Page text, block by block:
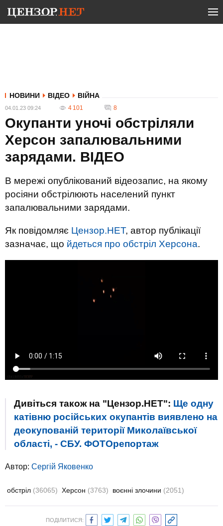
НОВИНИ ВІДЕО ВІЙНА
04.01.23 09:24 4 101 8
Окупанти уночі обстріляли
Херсон запалювальними
зарядами. ВIДЕО
В мережі опублікований відеозапис, на якому
росіяни обстрілюють населений пункт
запалювальними зарядами.
Як повідомляє Цензор.НЕТ, автор публікації
зазначає, що йдеться про обстріл Херсона.
Дивіться також на "Цензор.НЕТ": Ще одну
катівню російських окупантів виявлено на
деокупованій території Миколаївської
області, - СБУ. ФОТОрепортаж
Автор: Сергій Яковенко
обстріл (36065) Херсон (3763) воєнні злочини (2051)
ПОДІЛИТИСЯ: